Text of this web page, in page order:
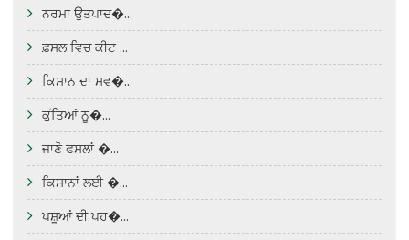
ਨਰਮਾ ਉਤਪਾਦ�...
ਫ਼ਸਲ ਵਿਚ ਕੀਟ ...
ਕਿਸਾਨ ਦਾ ਸਵ�...
ਕੁੱਤਿਆਂ ਨੂ�...
ਜਾਣੋ ਫਸਲਾਂ �...
ਕਿਸਾਨਾਂ ਲਈ �...
ਪਸ਼ੂਆਂ ਦੀ ਪਹ�...